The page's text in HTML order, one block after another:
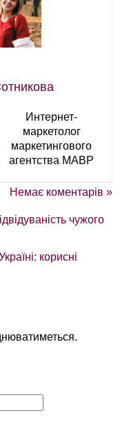
Интернет-
маркетолог
маркетингового
агентства МАВР
Немає коментарів »
чужого
корисні